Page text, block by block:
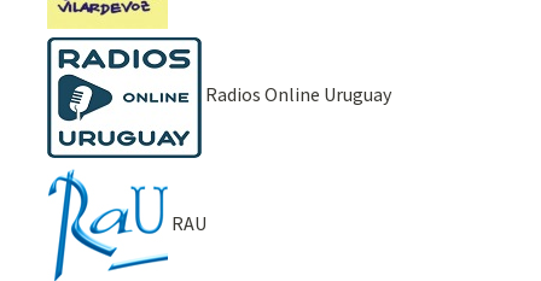
Radios Online Uruguay
RAU